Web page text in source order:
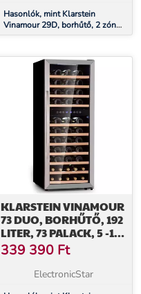
Hasonlók, mint Klarstein
Vinamour 29D, borhűtő, 2 zóna,
80 liter, 29 palack, 5 - 22 °C,
KLARSTEIN VINAMOUR
73 DUO, BORHŰTŐ, 192
LITER, 73 PALACK, 5 -18
°C, 2 ZÓNA,
ÉRINTÉSVEZÉRLÉS
339 390 Ft
ElectronicStar